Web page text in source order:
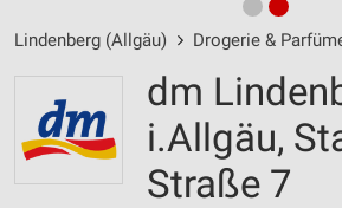
Lindenberg (Allgäu) Drogerie &
dm
i.Allgäu,
Straße 7